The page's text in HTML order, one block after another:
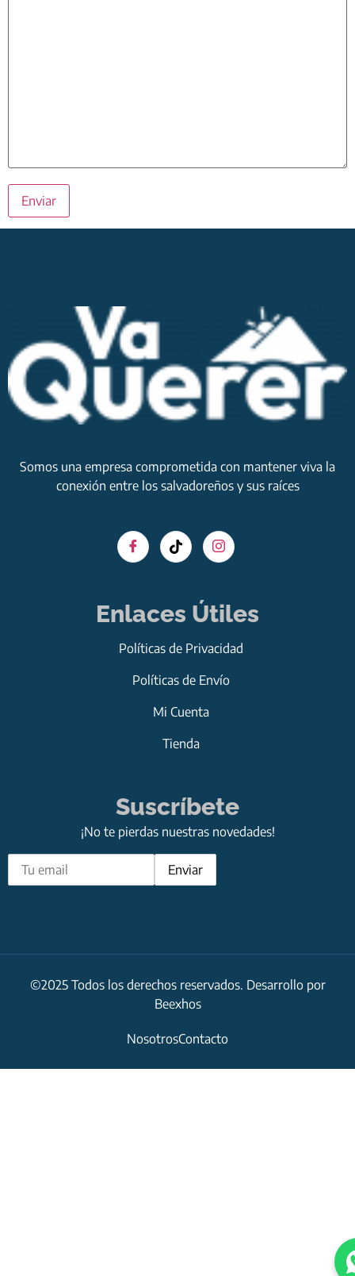
Enviar
Somos una empresa comprometida con mantener viva la
conexión entre los salvadoreños y sus raíces
Enlaces Útiles
Políticas de Privacidad
Políticas de Envío
Mi Cuenta
Tienda
Suscríbete
¡No te pierdas nuestras novedades!
©2025 Todos los derechos reservados. Desarrollo por
Beexhos
NosotrosContacto